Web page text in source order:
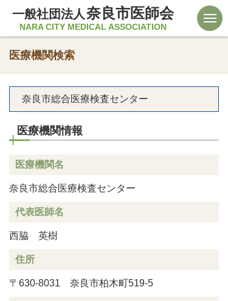
一般社団法人 奈良市医師会
NARA CITY MEDICAL ASSOCIATION
医療機関検索
奈良市総合医療検査センター
医療機関情報
医療機関名
奈良市総合医療検査センター
代表医師名
西脇 英樹
住所
〒630-8031 奈良市柏木町519-5